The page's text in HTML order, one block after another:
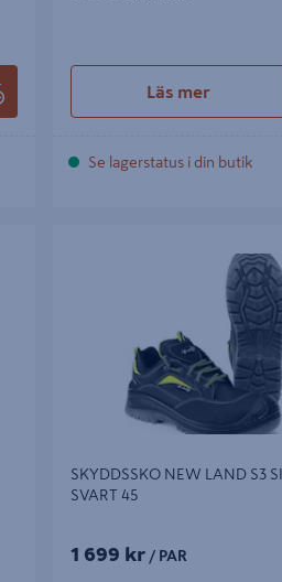
Läs mer
Se lagerstatus i din butik
SKYDDSSKO NEW LAND S3
SVART 45
1 699 kr / PAR